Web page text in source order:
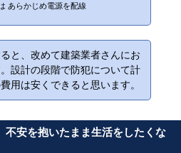
あらかじめ電源を配線
と、改めて建築業者さんにお
設計の段階で防犯について計
用は安くできると思います。
不安を抱いたまま生活をしたくな